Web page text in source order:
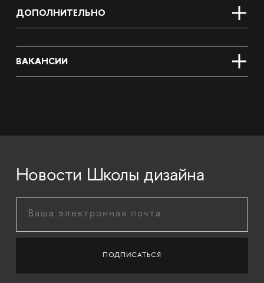
ДОПОЛНИТЕЛЬНО
ВАКАНСИИ
Новости Школы дизайна